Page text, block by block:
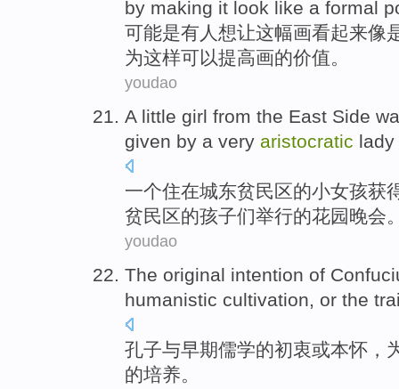
by making it look like a formal
可能是有人 想让这幅画看起来像
为这样可以提高画的价值。
youdao
A little girl from the East Side
given by a very aristocratic lady
一个住在城东贫民区的小女孩获
贫民区的孩子们举行的花园晚会
youdao
The original intention of
humanistic cultivation, or the
孔子与早期儒学的初衷或本怀，
的培养。